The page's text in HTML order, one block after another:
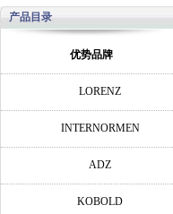
产品目录
优势品牌
LORENZ
INTERNORMEN
ADZ
KOBOLD